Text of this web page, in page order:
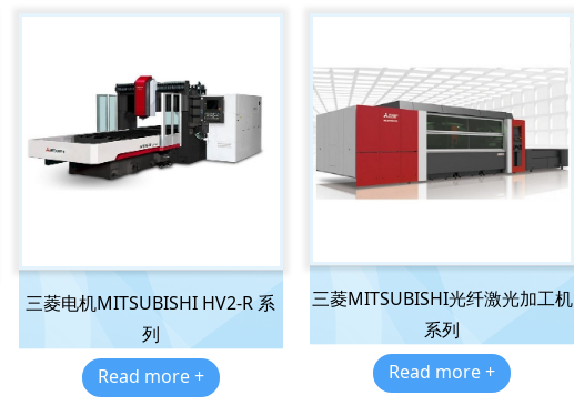
三菱电机MITSUBISHI HV2-R 系
列
Read more +
三菱MITSUBISHI光纤激光加工机
系列
Read more +